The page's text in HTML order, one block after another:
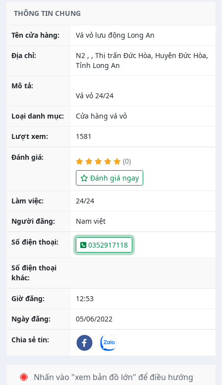
THÔNG TIN CHUNG
Tên cửa hàng: Vá vỏ lưu động Long An
Địa chỉ:
N2 , , Thị trấn Đức Hòa, Huyện Đức Hòa,
Tỉnh Long An
Mô tả:
Loại danh mục: Cửa hàng vá vỏ
Lượt xem: 1581
Đánh giá:
(0)
Đánh giá ngay
Làm việc: 24/24
Người đăng: Nam việt
Số điện thoại: 0352917118
Số điện thoại
khác:
Giờ đăng: 12:53
Ngày đăng: 05/06/2022
Chia sẻ tin:
Nhấn vào "xem bản đồ lớn" để điều hướng